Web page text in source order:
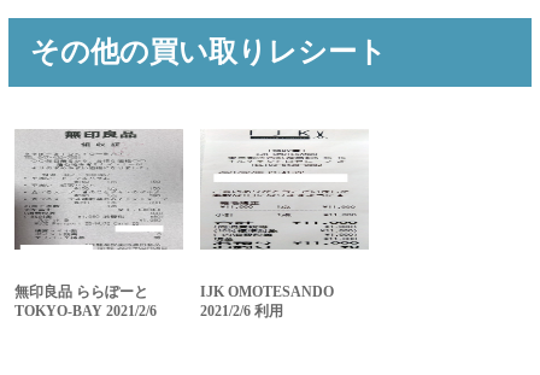
その他の買い取りレシート
無印良品 ららぽーと
TOKYO-BAY 2021/2/6
IJK OMOTESANDO
2021/2/6 利用